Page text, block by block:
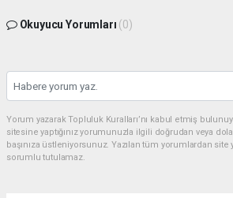
Okuyucu Yorumları (0)
Yorum yazarak Topluluk Kuralları’nı kabul etmiş
sitesine yaptığınız yorumunuzla ilgili doğrudan veya
başınıza üstleniyorsunuz. Yazılan tüm yorumlardan
sorumlu tutulamaz.